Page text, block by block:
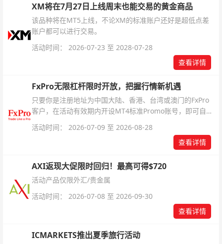
XM将在7月27日上线周末也能交易的黄金商品
该品种将在MT5上线，不论XM的标准账户还好是超低点差
账户都可以进行交易。
活动时间： 2026-07-23 至 2028-07-28
查看详情
FxPro无限杠杆限时开放，把握行情新机遇
只要你是注册地址为中国大陆、香港、台湾或澳门的FxPro
客户，在活动有效期内开设MT4标准Promo账号，即可自动
活动时间： 2026-07-09 至 2026-08-28
查看详情
AXI返现大促限时回归！最高可得$720
活动产品仅限外汇/贵金属
活动时间： 2026-07-08 至 2026-09-30
查看详情
ICMARKETS推出夏季旅行活动